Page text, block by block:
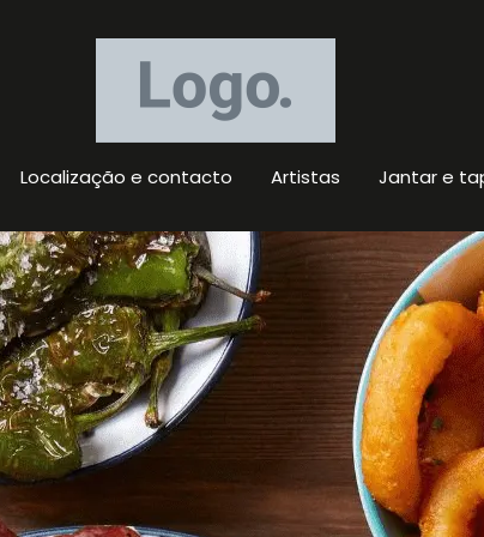
Localização e contacto Artistas Jantar e